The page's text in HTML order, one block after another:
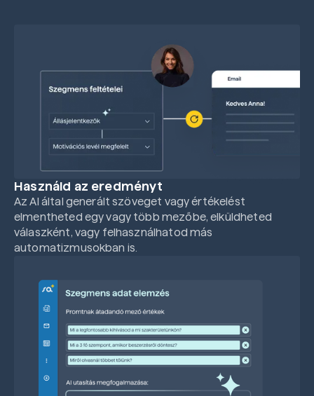
Használd az eredményt
Az AI által generált szöveget vagy értékelést
elmentheted egy vagy több mezőbe, elküldheted
válaszként, vagy felhasználhatod más
automatizmusokban is.